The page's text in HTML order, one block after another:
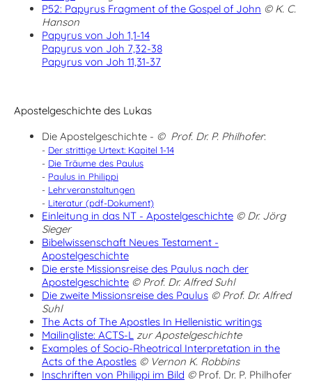
P52: Papyrus Fragment of the Gospel of John © K. C.
Hanson
Papyrus von Joh 1,1-14
Papyrus von Joh 7,32-38
Papyrus von Joh 11,31-37
Apostelgeschichte des Lukas
Die Apostelgeschichte - © Prof. Dr. P. Philhofer:
- Der strittige Urtext: Kapitel 1-14
- Die Träume des Paulus
- Paulus in Philippi
- Lehrveranstaltungen
- Literatur (pdf-Dokument)
Einleitung in das NT - Apostelgeschichte © Dr. Jörg
Sieger
Bibelwissenschaft Neues Testament -
Apostelgeschichte
Die erste Missionsreise des Paulus nach der
Apostelgeschichte © Prof. Dr. Alfred Suhl
Die zweite Missionsreise des Paulus © Prof. Dr. Alfred
Suhl
The Acts of The Apostles In Hellenistic writings
Mailingliste: ACTS-L zur Apostelgeschichte
Examples of Socio-Rheotrical Interpretation in the
Acts of the Apostles © Vernon K. Robbins
Inschriften von Philippi im Bild © Prof. Dr. P. Philhofer